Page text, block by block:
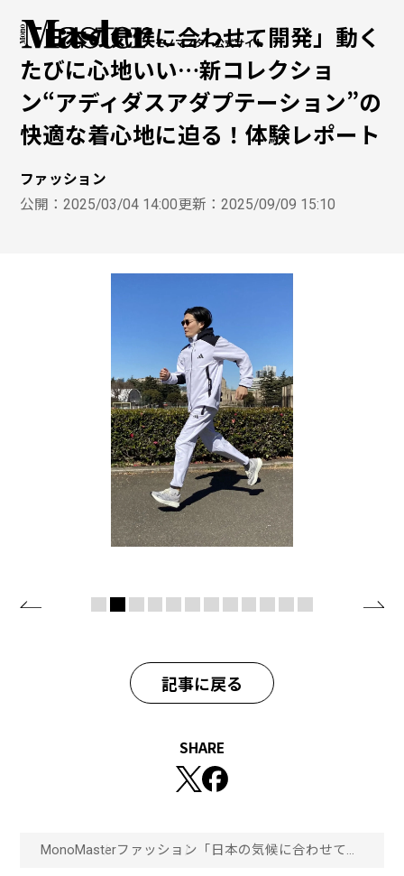
モノマスター公式サイト
「日本の気候に合わせて開発」動く
たびに心地いい…新コレクショ
ン“アディダスアダプテーション”の
快適な着心地に迫る！体験レポート
ファッション
公開：2025/03/04 14:00更新：2025/09/09 15:10
記事に戻る
SHARE
MonoMasterファッション 「日本の気候に合わせて開